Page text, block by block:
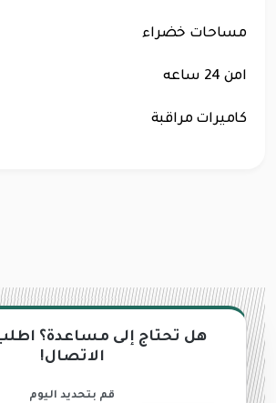
مساحات خضراء
امن 24 ساعه
كاميرات مراقبة
هل تحتاج إلى مساعدة؟
الاتصال!
قم بتحديد اليوم